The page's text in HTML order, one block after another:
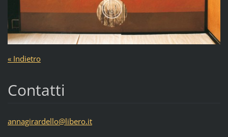
« Indietro
Contatti
annagirardello@libero.it